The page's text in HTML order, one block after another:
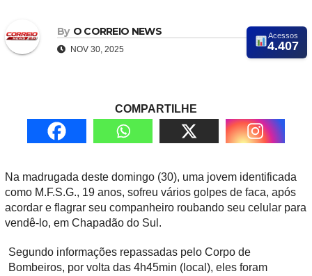
By O CORREIO NEWS
NOV 30, 2025
Acessos
4.407
COMPARTILHE
Na madrugada deste domingo (30), uma jovem identificada
como M.F.S.G., 19 anos, sofreu vários golpes de faca, após
acordar e flagrar seu companheiro roubando seu celular para
vendê-lo, em Chapadão do Sul.
Segundo informações repassadas pelo Corpo de
Bombeiros, por volta das 4h45min (local), eles foram